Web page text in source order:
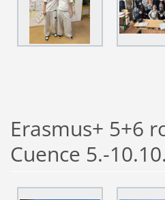
Erasmus+ 5+6
Cuence 5.-